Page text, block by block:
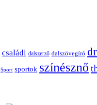
családi dalszerző dalszövegíró
Sport sportok színésznő